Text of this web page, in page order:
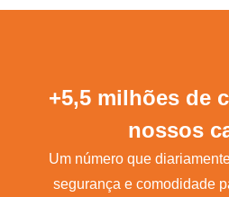
+5,5 milhões de
nossos
Um número que
segurança e comodidade